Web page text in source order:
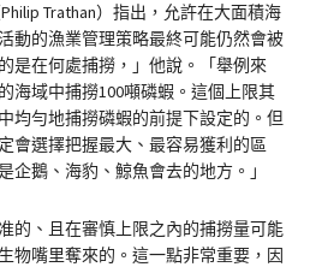
Trathan）指出，允許在大面積海
動的漁業管理策略最終可能仍然會被
是在何處捕撈，」他說。「舉例來
海域中捕撈100噸磷蝦。這個上限其
均勻地捕撈磷蝦的前提下設定的。但
會選擇把握最大、最容易獲利的區
企鵝、海豹、鯨魚會去的地方。」
的、且在審慎上限之內的捕撈量可能
物嘴里奪來的。這一點非常重要，因